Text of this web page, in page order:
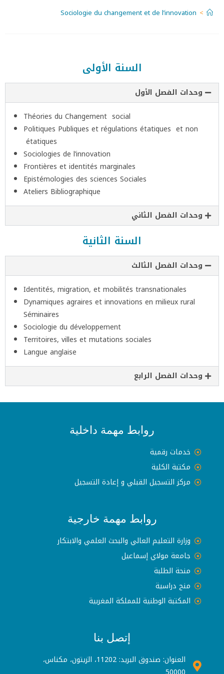
>
Sociologie du changement et de l’innovation
السنة الأولى
وحدات الفصل الأول
Théories du Changement social
Politiques Publiques et régulations étatiques et non
étatiques
Sociologies de l’innovation
Frontières et identités marginales
Epistémologies des sciences Sociales
Ateliers Bibliographique
وحدات الفصل الثاني
السنة الثانية
وحدات الفصل الثالث
Identités, migration, et mobilités transnationales
Dynamiques agraires et innovations en milieux rural
Séminaires
Sociologie du développement
Territoires, villes et mutations sociales
Langue anglaise
وحدات الفصل الرابع
روابط مهمة داخلية
خدمات رقمية
مكتبة الكلية
مركز التسجيل القبلي و إعادة التسجيل
روابط مهمة خارجية
وزارة التعليم العالي والبحث العلمي والابتكار
جامعة مولاي إسماعيل
منحة الطلبة
منح دراسية
المكتبة الوطنية للمملكة المغربية
إتصل بنا
العنوان: صندوق البريد: 11202، الزيتون، مكناس،